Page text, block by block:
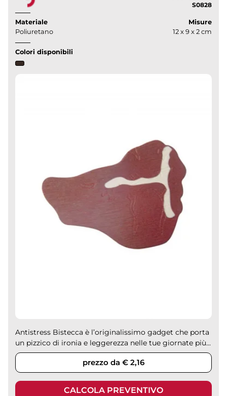
S0828
Materiale
Poliuretano
Misure
12 x 9 x 2 cm
Colori disponibili
Antistress Bistecca è l’originalissimo gadget che porta
un pizzico di ironia e leggerezza nelle tue giornate più...
prezzo da € 2,16
CALCOLA PREVENTIVO